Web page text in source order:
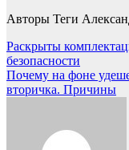
Авторы Теги
Навигация
по
записям
Раскрыты
безопасности
Почему на фоне
вторичка. Причины